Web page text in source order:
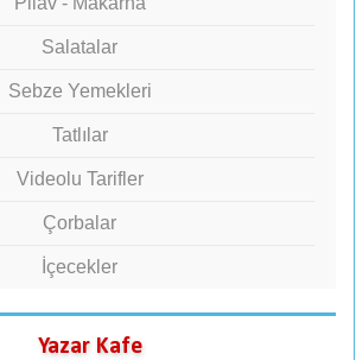
Salatalar
Sebze Yemekleri
Tatlılar
Videolu Tarifler
Çorbalar
İçecekler
Yazar Kafe